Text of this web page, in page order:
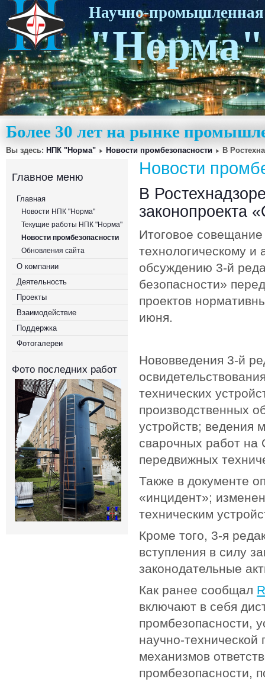
Научно-
"Норма"
Более 30 лет на рынке
Вы здесь: НПК "Норма" Новости промбезопасности В
Главное меню
Главная
Новости НПК "Норма"
Текущие работы НПК "Норма"
Новости промбезопасности
Обновления сайта
О компании
Деятельность
Проекты
Взаимодействие
Поддержка
Фотогалереи
Фото последних работ
Новости
В
законопроекта
Итоговое
технологическому и
обсуждению 3-й
безопасности»
проектов
июня.
Нововведения 3-й
технических
производственных
устройств; ведения
сварочных работ
передвижных
Также в документе
«инцидент»;
техническим
Кроме того, 3-я
вступления в силу
законодательные
Как ранее сообщал
включают в себя
промбезопасности,
научно-
механизмов
промбезопасности,